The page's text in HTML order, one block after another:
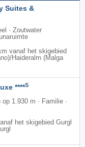
Suites &
· Zoutwater
vanaf het skigebied
​Haideralm (Malga
****S
1.930 m · Familie ·
het skigebied Gurgl